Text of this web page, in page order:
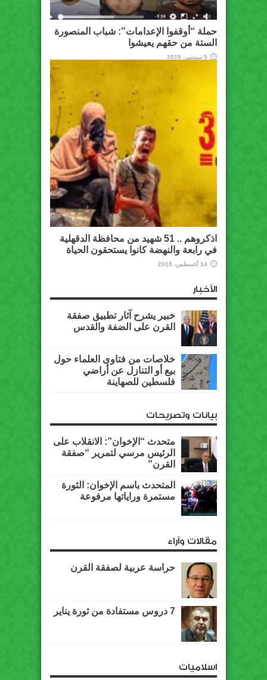
حملة “أوقفوا الإعدامات”: شباب المنصورة
الستة من حقهم يعيشوا
5 سبتمبر، 2019
اذكروهم .. 51 شهيد من محافظة الدقهلية
في رابعة والنهضة كانوا يستحقون الحياة
14 أغسطس، 2019
الأخبار
خبير يشرح آثار تطبيق صفقة
القرن على الضفة والقدس
خلاصات من فتاوى العلماء حول
بيع أو التنازل عن أراضي
فلسطين للصهاينة
بيانات وتصريحات
متحدث “الإخوان”: الانقلاب على
الرئيس مرسي لتمرير “صفقة
القرن”
المتحدث باسم الإخوان: الثورة
مستمرة وراياتها مرفوعة
مقالات وآراء
حراسة عربية لصفقة القرن
7 دروس مستفادة من ثورة يناير
اسلاميات